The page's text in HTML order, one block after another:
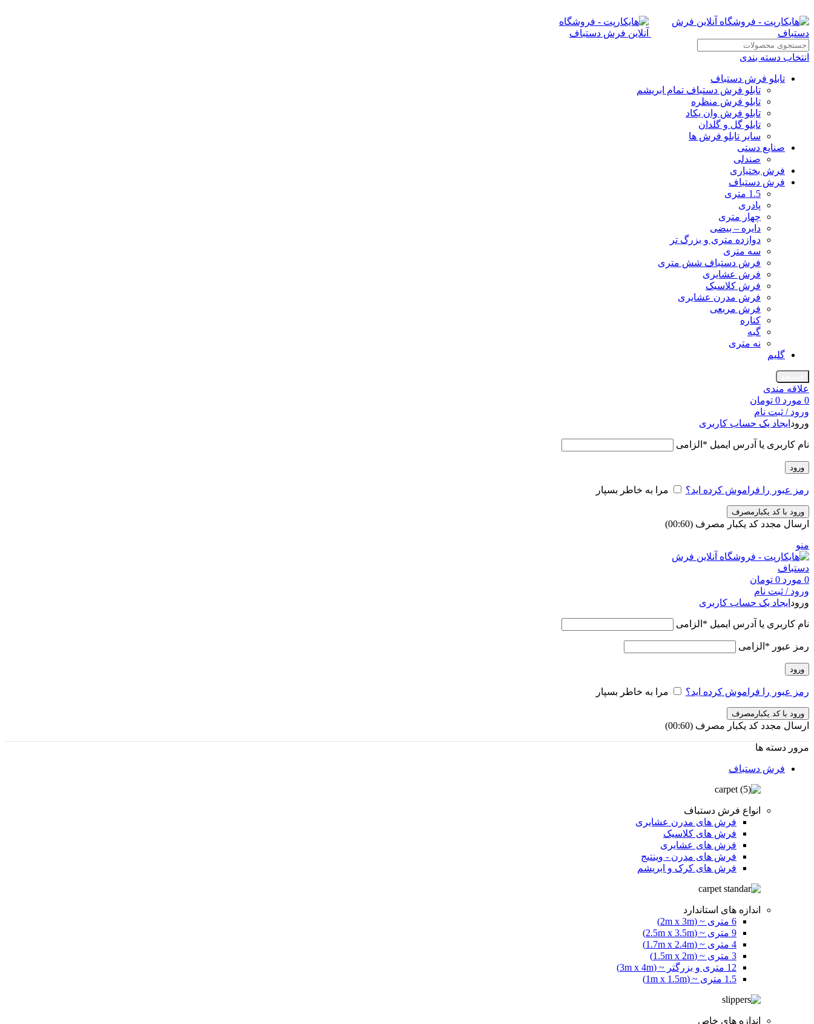
انتخاب دسته بندی
تابلو فرش دستباف
تابلو فرش دستباف تمام ابریشم
تابلو فرش منظره
تابلو فرش وان یکاد
تابلو گل و گلدان
سایر تابلو فرش ها
صنایع دستی
صندلی
فرش بختیاری
فرش دستباف
1.5 متری
پادری
چهار متری
دایره – بیضی
دوازده متری و بزرگ تر
سه متری
فرش دستباف شش متری
فرش عشایری
فرش کلاسیک
فرش مدرن عشایری
فرش مربعی
کناره
گبه
نه متری
گلیم
علاقه مندی
0 مورد 0 تومان
ورود / ثبت نام
ورود ایجاد یک حساب کاربری
نام کاربری یا آدرس ایمیل * الزامی
ورود
رمز عبور را فراموش کرده اید؟ مرا به خاطر بسپار
ورود با کد یکبارمصرف
ارسال مجدد کد یکبار مصرف (00:
60
)
منو
0 مورد 0 تومان
ورود / ثبت نام
ورود ایجاد یک حساب کاربری
نام کاربری یا آدرس ایمیل * الزامی
رمز عبور * الزامی
ورود
رمز عبور را فراموش کرده اید؟ مرا به خاطر بسپار
ورود با کد یکبارمصرف
ارسال مجدد کد یکبار مصرف (00:
60
)
مرور دسته ها
فرش دستباف
انواع فرش دستباف
فرش های مدرن عشایری
فرش های کلاسیک
فرش های عشایری
فرش های مدرن - وینتیج
فرش های کرک و ابریشم
اندازه های استاندارد
6 متری ~ (2m x 3m)
9 متری ~ (2.5m x 3.5m)
4 متری ~ (1.7m x 2.4m)
3 متری ~ (1.5m x 2m)
12 متری و بزرگتر ~ (3m x 4m)
1.5 متری ~ (1m x 1.5m)
اندازه های خاص